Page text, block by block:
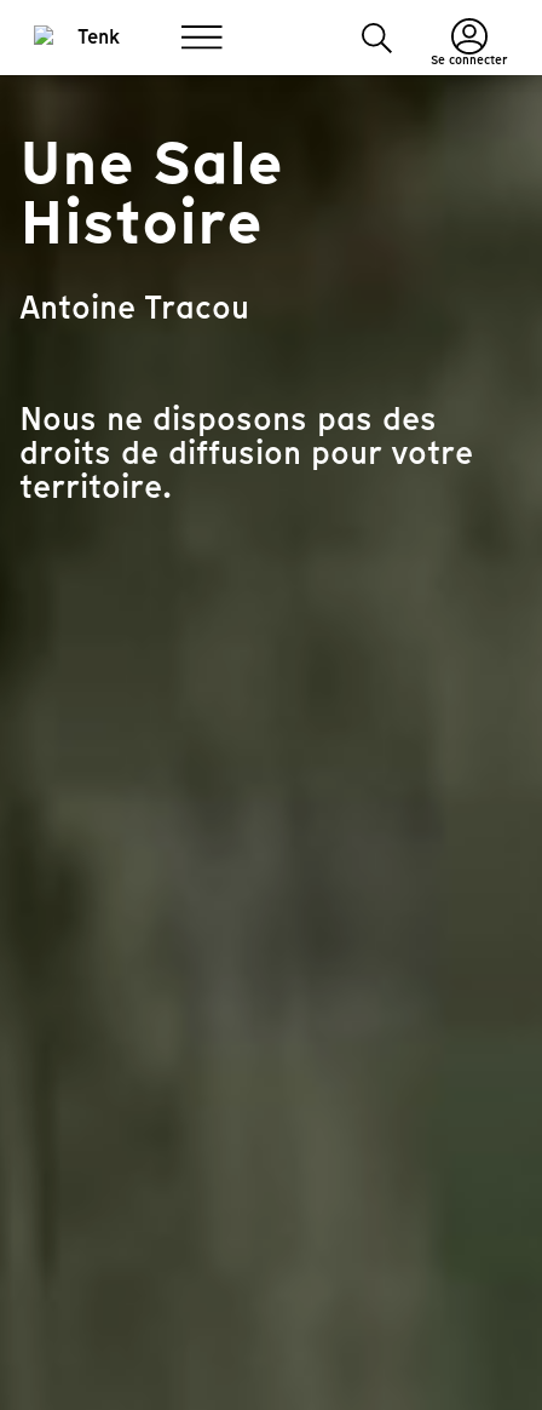
Se connecter
Une Sale
Histoire
Antoine Tracou
Nous ne disposons pas des
droits de diffusion pour votre
territoire.